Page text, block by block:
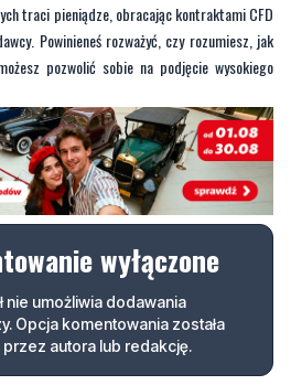
traci pieniądze, obracając kontraktami CFD
Powinieneś rozważyć, czy rozumiesz, jak
pozwolić sobie na podjęcie wysokiego
wyłączone
nie umożliwia dodawania
Opcja komentowania została
przez autora lub redakcję.